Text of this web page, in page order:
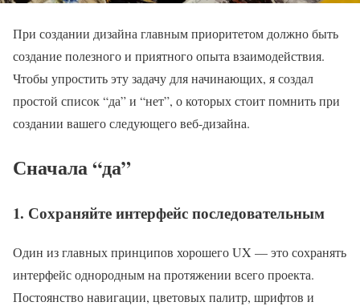
При создании дизайна главным приоритетом должно быть
создание полезного и приятного опыта взаимодействия.
Чтобы упростить эту задачу для начинающих, я создал
простой список “да” и “нет”, о которых стоит помнить при
создании вашего следующего веб-дизайна.
Сначала “да”
1. Сохраняйте интерфейс последовательным
Один из главных принципов хорошего UX — это сохранять
интерфейс однородным на протяжении всего проекта.
Постоянство навигации, цветовых палитр, шрифтов и